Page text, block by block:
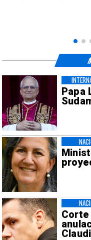
Papa
Corte